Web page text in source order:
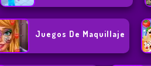
Juegos De Maquillaje